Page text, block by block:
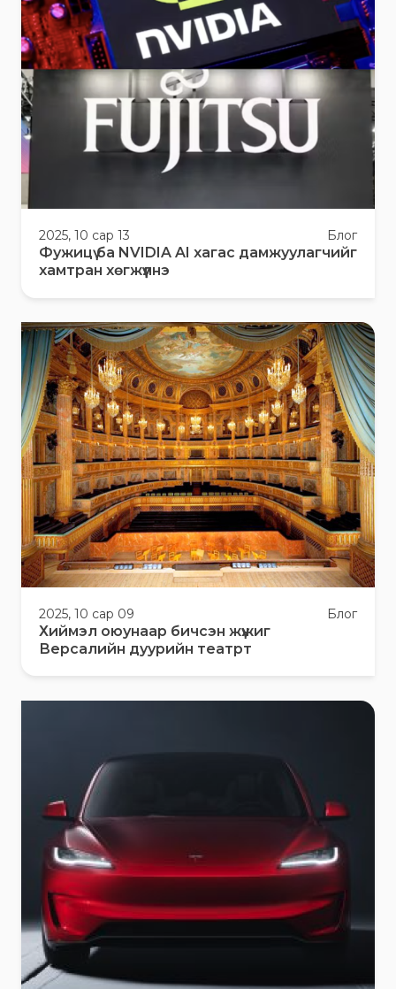
2025, 10 сар 13 Блог
Фужицү ба NVIDIA AI хагас дамжуулагчийг
хамтран хөгжүүлнэ
2025, 10 сар 09 Блог
Хиймэл оюунаар бичсэн жүжиг
Версалийн дуурийн театрт